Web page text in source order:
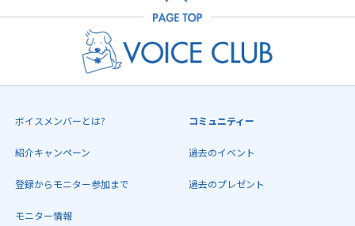
ボイスメンバーとは?
紹介キャンペーン
登録からモニター参加まで
モニター情報
コミュニティー
過去のイベント
過去のプレゼント